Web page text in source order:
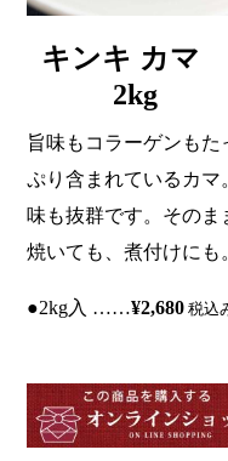
キンキ カマ
2kg
旨味もコラーゲンもた
ぷり含まれているカマ
味も抜群です。そのま
焼いても、煮付けにも
●2kg入 ……¥2,680 税込